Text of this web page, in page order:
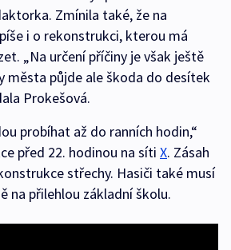
Zmínila také, že na
i o rekonstrukci, kterou má
„Na určení příčiny je však ještě
města půjde ale škoda do desítek
Prokešová.
probíhat až do ranních hodin,“
před 22. hodinou na síti X. Zásah
střechy. Hasiči také musí
na přilehlou základní školu.